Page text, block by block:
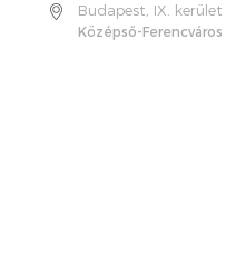
Budapest, IX. kerület
Középső-Ferencváros